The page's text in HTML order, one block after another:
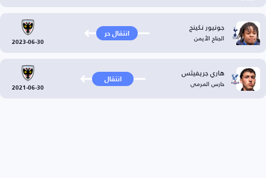
جونيور نكينج
الجناح الأيمن انتقال حر
2023-06-30
هاري جريفيثس
حارس المرمى انتقال
2021-06-30